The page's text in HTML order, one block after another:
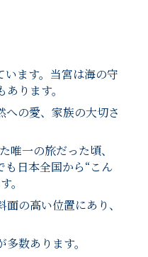
います。当宮は海の守
ります。
の愛、家族の大切さ
唯一の旅だった頃、
も日本全国から“こん
。
の高い位置にあり、
数あります。